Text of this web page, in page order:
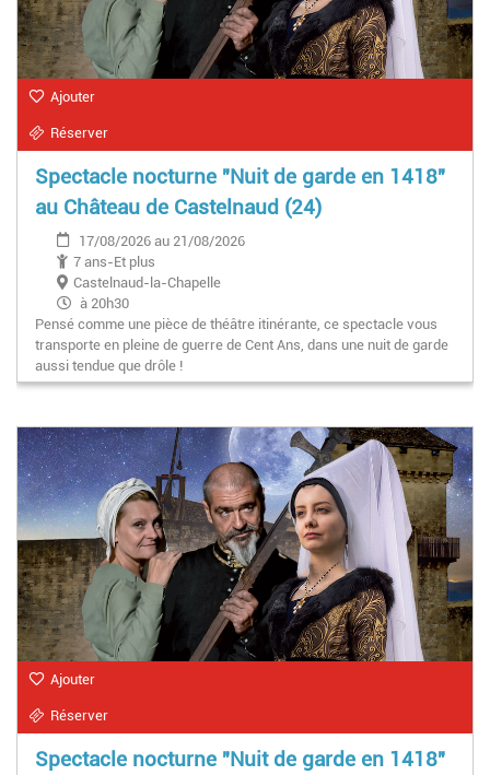
Ajouter
Réserver
Spectacle nocturne "Nuit de garde en 1418"
au Château de Castelnaud (24)
17/08/2026 au 21/08/2026
7 ans-Et plus
Castelnaud-la-Chapelle
à 20h30
Pensé comme une pièce de théâtre itinérante, ce spectacle vous
transporte en pleine de guerre de Cent Ans, dans une nuit de garde
aussi tendue que drôle !
Ajouter
Réserver
Spectacle nocturne "Nuit de garde en 1418"